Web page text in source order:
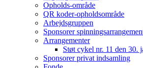
Opholds-område
QR koder-opholdsområde
Arbejdsgruppen
Sponsorer
Arrangementer
Støt cykel nr. 11 den 30.
Sponsorer privat indsamling